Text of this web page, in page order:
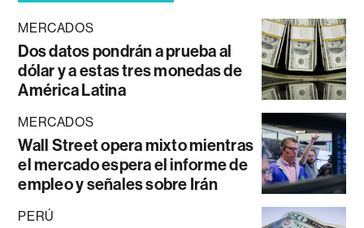
MERCADOS
Dos datos pondrán a prueba al
dólar y a estas tres monedas de
América Latina
MERCADOS
Wall Street opera mixto mientras
el mercado espera el informe de
empleo y señales sobre Irán
PERÚ